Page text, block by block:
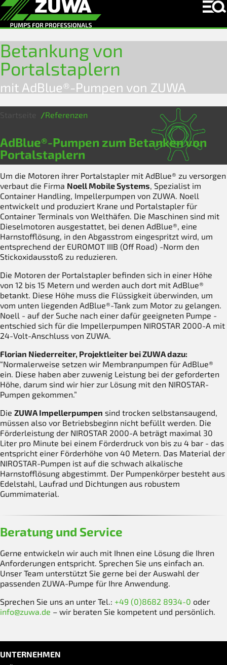
Betankung von
Portalstaplern
mit AdBlue®-Pumpen von ZUWA
Referenzen
AdBlue®-Pumpen zum Betanken von
Portalstaplern
Um die Motoren ihrer Portalstapler mit AdBlue® zu versorgen
verbaut die Firma Noell Mobile Systems, Spezialist im
Container Handling, Impellerpumpen von ZUWA. Noell
entwickelt und produziert Krane und Portalstapler für
Container Terminals von Welthäfen. Die Maschinen sind mit
Dieselmotoren ausgestattet, bei denen AdBlue®, eine
Harnstofflösung, in den Abgasstrom eingespritzt wird, um
entsprechend der EUROMOT IIIB (Off Road) -Norm den
Stickoxidausstoß zu reduzieren.
Die Motoren der Portalstapler befinden sich in einer Höhe
von 12 bis 15 Metern und werden auch dort mit AdBlue®
betankt. Diese Höhe muss die Flüssigkeit überwinden, um
vom unten liegenden AdBlue®-Tank zum Motor zu gelangen.
Noell - auf der Suche nach einer dafür geeigneten Pumpe -
entschied sich für die Impellerpumpen NIROSTAR 2000-A mit
24-Volt-Anschluss von ZUWA.
Florian Niederreiter, Projektleiter bei ZUWA dazu:
“Normalerweise setzen wir Membranpumpen für AdBlue®
ein. Diese haben aber zuwenig Leistung bei der geforderten
Höhe, darum sind wir hier zur Lösung mit den NIROSTAR-
Pumpen gekommen.”
Die ZUWA Impellerpumpen sind trocken selbstansaugend,
müssen also vor Betriebsbeginn nicht befüllt werden. Die
Förderleistung der NIROSTAR 2000-A beträgt maximal 30
Liter pro Minute bei einem Förderdruck von bis zu 4 bar - das
entspricht einer Förderhöhe von 40 Metern. Das Material der
NIROSTAR-Pumpen ist auf die schwach alkalische
Harnstofflösung abgestimmt. Der Pumpenkörper besteht aus
Edelstahl, Laufrad und Dichtungen aus robustem
Gummimaterial.
Beratung und Service
Gerne entwickeln wir auch mit Ihnen eine Lösung die Ihren
Anforderungen entspricht. Sprechen Sie uns einfach an.
Unser Team unterstützt Sie gerne bei der Auswahl der
passenden ZUWA-Pumpe für Ihre Anwendung.
Sprechen Sie uns an unter Tel.: +49 (0)8682 8934-0 oder
info@zuwa.de – wir beraten Sie kompetent und persönlich.
UNTERNEHMEN